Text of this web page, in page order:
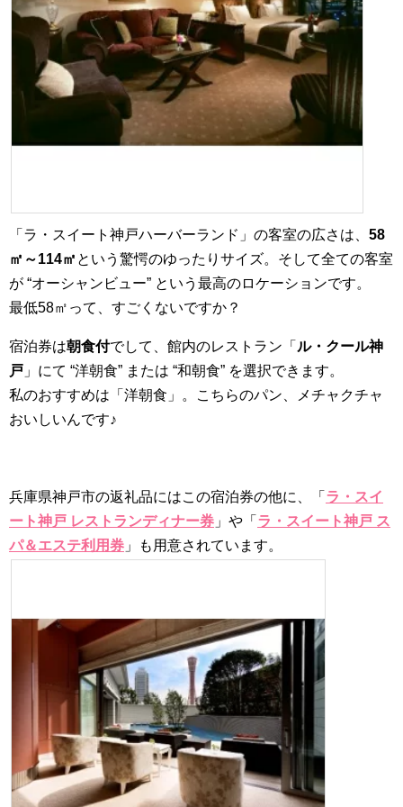
「ラ・スイート神戸ハーバーランド」の客室の広さは、 58
㎡～114㎡ という驚愕のゆったりサイズ。そして全ての客室
が “オーシャンビュー” という最高のロケーションです。
最低58㎡って、すごくないですか？
宿泊券は朝食付でして、館内のレストラン「 ル・クール神
戸 」にて “洋朝食” または “和朝食” を選択できます。
私のおすすめは「洋朝食」。こちらのパン、メチャクチャ
おいしいんです♪
兵庫県神戸市の返礼品にはこの宿泊券の他に、「 ラ・スイ
ート神戸 レストランディナー券 」や「 ラ・スイート神戸 ス
パ＆エステ利用券 」も用意されています。